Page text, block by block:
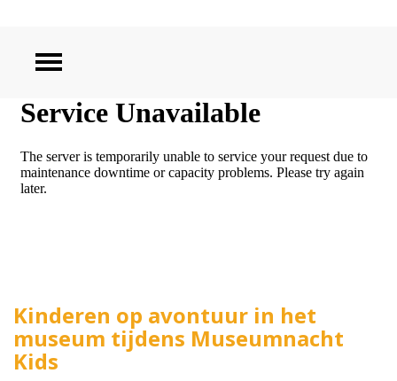
ZOEKEN
Kinderen op avontuur in het
museum tijdens Museumnacht
Kids